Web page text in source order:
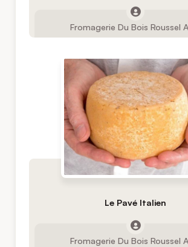
Fromagerie Du Bois Roussel
Le Pavé Italien
Fromagerie Du Bois Roussel